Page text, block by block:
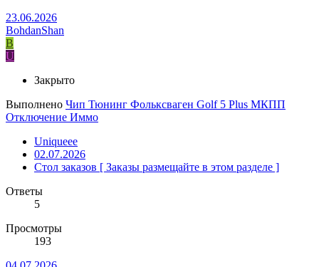
23.06.2026
BohdanShan
B
U
Закрыто
Выполнено Чип Тюнинг Фольксваген Golf 5 Plus МКПП
Отключение Иммо
Uniqueee
02.07.2026
Стол заказов [ Заказы размещайте в этом разделе ]
Ответы
5
Просмотры
193